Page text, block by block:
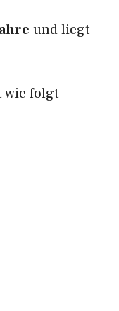
und liegt
wie folgt